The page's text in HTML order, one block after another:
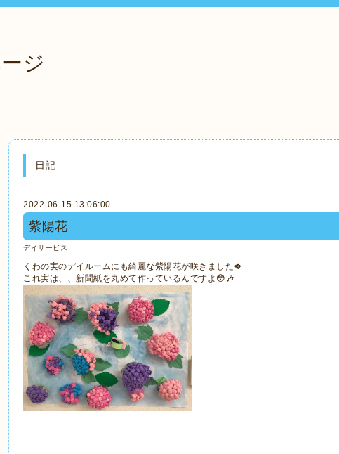
ジ
日記
2022-06-15 13:06:00
紫陽花
デイサービス
くわの実のデイルームにも綺麗な紫陽花が咲きました🍀
これ実は、、新聞紙を丸めて作っているんですよ😳🎶